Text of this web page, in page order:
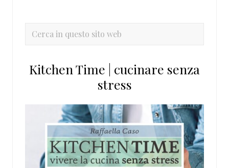
primaria
Cerca
sito
Kitchen Time | cucinare senza
stress